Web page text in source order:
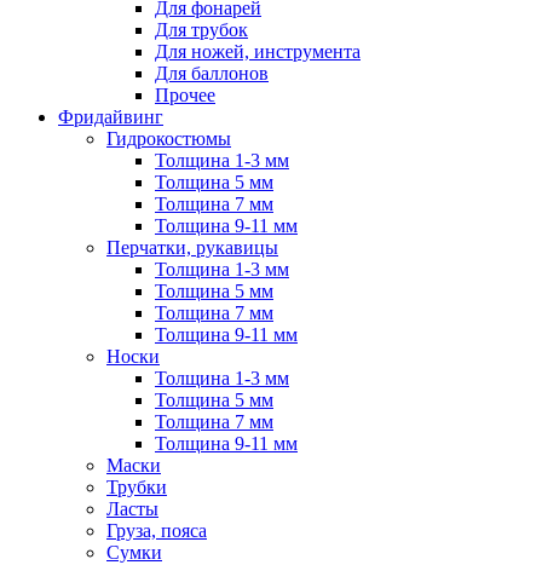
Для фонарей
Для трубок
Для ножей, инструмента
Для баллонов
Прочее
Фридайвинг
Гидрокостюмы
Толщина 1-3 мм
Толщина 5 мм
Толщина 7 мм
Толщина 9-11 мм
Перчатки, рукавицы
Толщина 1-3 мм
Толщина 5 мм
Толщина 7 мм
Толщина 9-11 мм
Носки
Толщина 1-3 мм
Толщина 5 мм
Толщина 7 мм
Толщина 9-11 мм
Маски
Трубки
Ласты
Груза, пояса
Сумки